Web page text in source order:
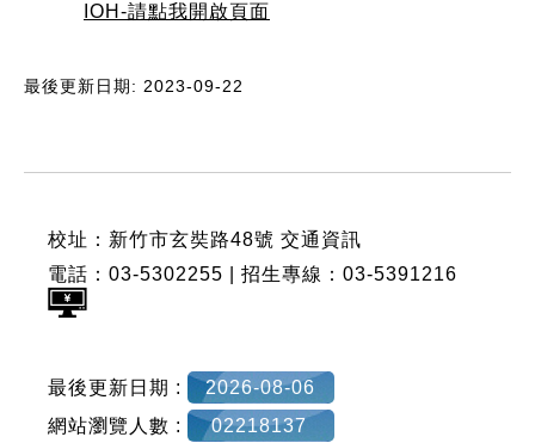
IOH-請點我開啟頁面
最後更新日期: 2023-09-22
校址：新竹市玄奘路48號 交通資訊
電話：03-5302255 | 招生專線：03-5391216
最後更新日期 :
2026-08-06
網站瀏覽人數 :
02218137